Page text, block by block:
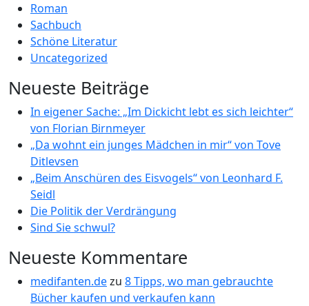
Roman
Sachbuch
Schöne Literatur
Uncategorized
Neueste Beiträge
In eigener Sache: „Im Dickicht lebt es sich leichter“
von Florian Birnmeyer
„Da wohnt ein junges Mädchen in mir“ von Tove
Ditlevsen
„Beim Anschüren des Eisvogels“ von Leonhard F.
Seidl
Die Politik der Verdrängung
Sind Sie schwul?
Neueste Kommentare
medifanten.dezu 8 Tipps, wo man gebrauchte
Bücher kaufen und verkaufen kann